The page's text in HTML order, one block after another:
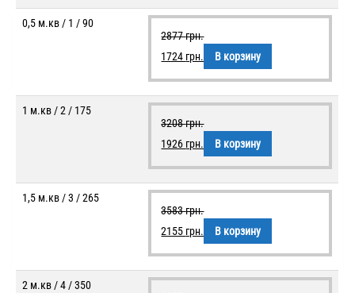
0,5 м.кв / 1 / 90
2877грн.
1724 грн. В корзину
1 м.кв / 2 / 175
3208грн.
1926 грн. В корзину
1,5 м.кв / 3 / 265
3583грн.
2155 грн. В корзину
2 м.кв / 4 / 350